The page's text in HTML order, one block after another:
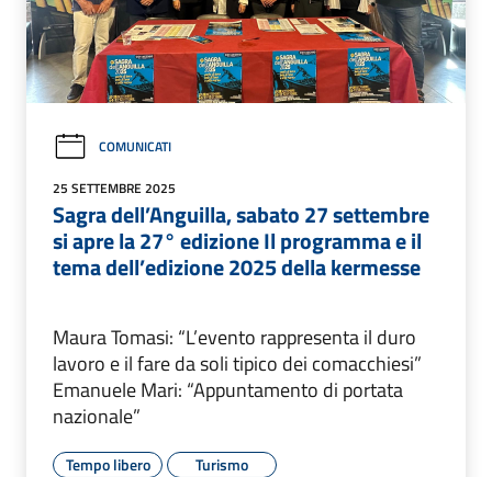
COMUNICATI
25 SETTEMBRE 2025
Sagra dell’Anguilla, sabato 27 settembre
si apre la 27° edizione Il programma e il
tema dell’edizione 2025 della kermesse
Maura Tomasi: “L’evento rappresenta il duro
lavoro e il fare da soli tipico dei comacchiesi”
Emanuele Mari: “Appuntamento di portata
nazionale”
Tempo libero Turismo